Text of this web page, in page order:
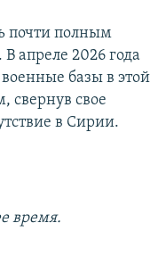
почти полным
апреле 2026 года
базы в этой
свернув свое
в Сирии.
время.